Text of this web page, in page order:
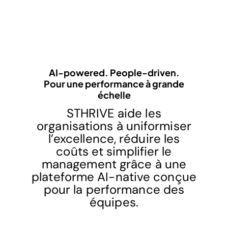
AI-powered. People-driven.
Pour une performance à grande
échelle
STHRIVE aide les
organisations à uniformiser
l’excellence, réduire les
coûts et simplifier le
management grâce à une
plateforme AI-native conçue
pour la performance des
équipes.